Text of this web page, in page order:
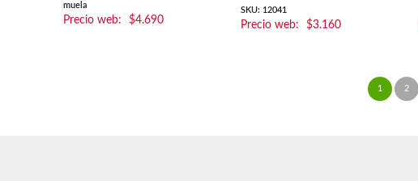
muela
$4.690
SKU: 12041
$3.160
1 2